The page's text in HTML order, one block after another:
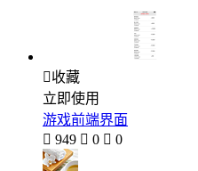
收藏
立即使用
游戏前端界面
 949  0  0